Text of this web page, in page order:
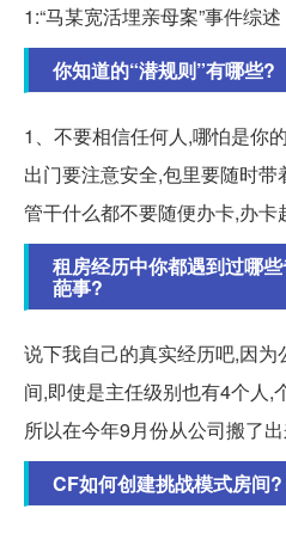
1:“马某宽活埋亲母案”事件综
你知道的“潜规则”有哪些?
1、不要相信任何人,哪怕是你
出门要注意安全,包里要随时
管干什么都不要随便办卡,办卡
租房经历中你都遇到过哪
葩事?
说下我自己的真实经历吧,因
间,即使是主任级别也有4个人,
所以在今年9月份从公司搬了出
CF如何创建挑战模式房间?